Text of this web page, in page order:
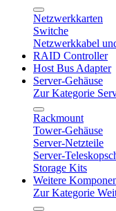
Netzwerkkarten
Switche
Netzwerkkabel
RAID Controller
Host Bus Adapter
Server-Gehäuse
Zur Kategorie
Rackmount
Tower-Gehäuse
Server-Netzteile
Server-
Storage Kits
Weitere
Zur Kategorie